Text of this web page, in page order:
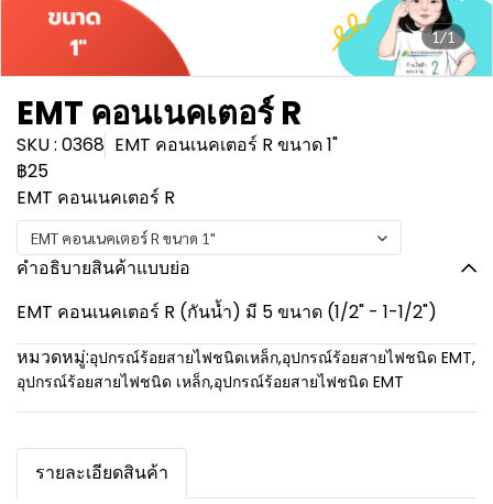
1/1
EMT คอนเนคเตอร์ R
SKU : 0368 EMT คอนเนคเตอร์ R ขนาด 1"
฿25
EMT คอนเนคเตอร์ R
EMT คอนเนคเตอร์ R ขนาด 1"
คำอธิบายสินค้าแบบย่อ
EMT คอนเนคเตอร์ R (กันน้ำ) มี 5 ขนาด (1/2" - 1-1/2")
หมวดหมู่:อุปกรณ์ร้อยสายไฟชนิดเหล็ก,อุปกรณ์ร้อยสายไฟชนิด EMT,
อุปกรณ์ร้อยสายไฟชนิด เหล็ก,อุปกรณ์ร้อยสายไฟชนิด EMT
รายละเอียดสินค้า